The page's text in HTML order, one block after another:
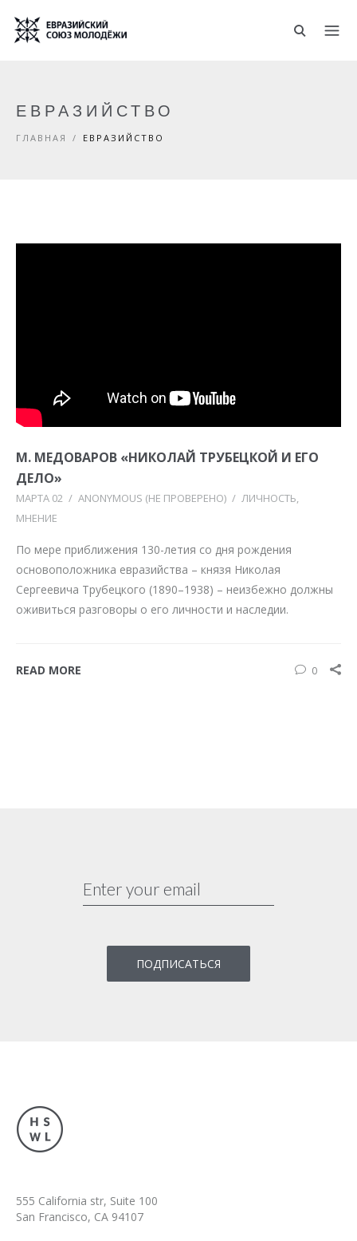
ЕВРАЗИЙСТВО
ГЛАВНАЯ / ЕВРАЗИЙСТВО
М. МЕДОВАРОВ «НИКОЛАЙ ТРУБЕЦКОЙ И ЕГО
ДЕЛО»
МАРТА 02 / ANONYMOUS (НЕ ПРОВЕРЕНО) / ЛИЧНОСТЬ
МНЕНИЕ
По мере приближения 130-летия со дня рождения
основоположника евразийства – князя Николая
Сергеевича Трубецкого (1890–1938) – неизбежно должны
оживиться разговоры о его личности и наследии.
READ MORE 0
555 California str, Suite 100
San Francisco, CA 94107